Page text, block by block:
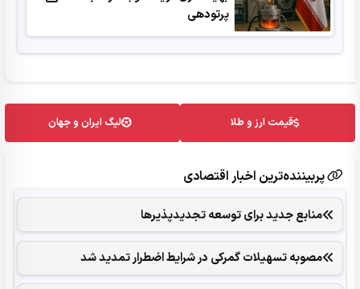
پرتودهی
قیمت ارز و طلا لیگ ایران و جهان
پربیننده‌ترین اخبار اقتصادی
منابع جدید برای توسعه تجدیدپذیرها
مصوبه تسهیلات گمرکی در شرایط اضطرار تمدید شد